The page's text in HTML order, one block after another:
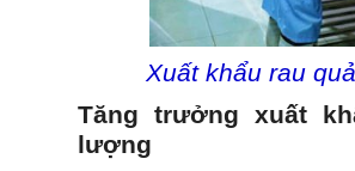
Xuất khẩu rau
Tăng trưởng xuất
lượng